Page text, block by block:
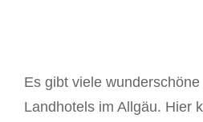
Es gibt viele
Landhotels im Allgäu. Hier